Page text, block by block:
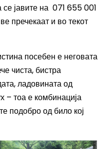
јавите на 071 655 001
пречекаат и во текот
посебен е неговата
чиста, бистра
ладовината од
– тоа е комбинација
подобро од било кој